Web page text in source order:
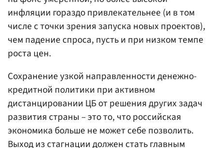
инфляции гораздо привлекательнее (и в том
числе с точки зрения запуска новых проектов),
чем падение спроса, пусть и при низком темпе
роста цен.
Сохранение узкой направленности денежно-
кредитной политики при активном
дистанцировании ЦБ от решения других задач
развития страны – это то, что российская
экономика больше не может себе позволить.
Выход из стагнации должен стать главным